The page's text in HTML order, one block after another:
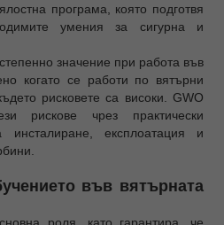
програма, която подготвя
умения за сигурна и
значение при работа във
когато се работи по вятърни
рисковете са високи. GWO
рискове чрез практически
инсталиране, експлоатация и
във вятърната